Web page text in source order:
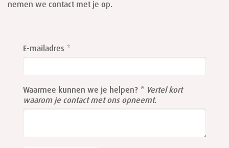
nemen we contact met je op.
this
field
E-mailadres
Waarmee kunnen we je helpen?
Vertel kort
waarom je contact met ons opneemt.